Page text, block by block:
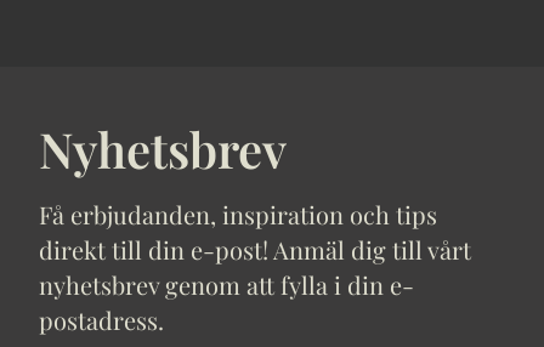
Nyhetsbrev
Få erbjudanden, inspiration och tips
direkt till din e-post! Anmäl dig till vårt
nyhetsbrev genom att fylla i din e-
postadress.